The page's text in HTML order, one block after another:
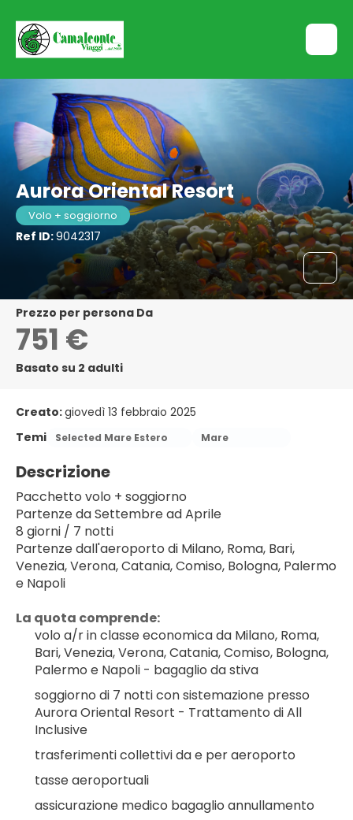
Aurora Oriental Resort
Volo + soggiorno
Ref ID:9042317
Prezzo per persona Da
751 €
Basato su 2 adulti
Creato:giovedì 13 febbraio 2025
Temi
Selected Mare Estero Mare
Descrizione
Pacchetto volo + soggiorno
Partenze da Settembre ad Aprile
8 giorni / 7 notti
Partenze dall'aeroporto di Milano, Roma, Bari,
Venezia, Verona, Catania, Comiso, Bologna, Palermo
e Napoli
La quota comprende:
volo a/r in classe economica da Milano, Roma,
Bari, Venezia, Verona, Catania, Comiso, Bologna,
Palermo e Napoli - bagaglio da stiva
soggiorno di 7 notti con sistemazione presso
Aurora Oriental Resort - Trattamento di All
Inclusive
trasferimenti collettivi da e per aeroporto
tasse aeroportuali
assicurazione medico bagaglio annullamento